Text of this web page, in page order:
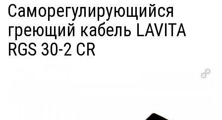
Саморегулирующийся
греющий кабель LAVITA
RGS 30-2 CR